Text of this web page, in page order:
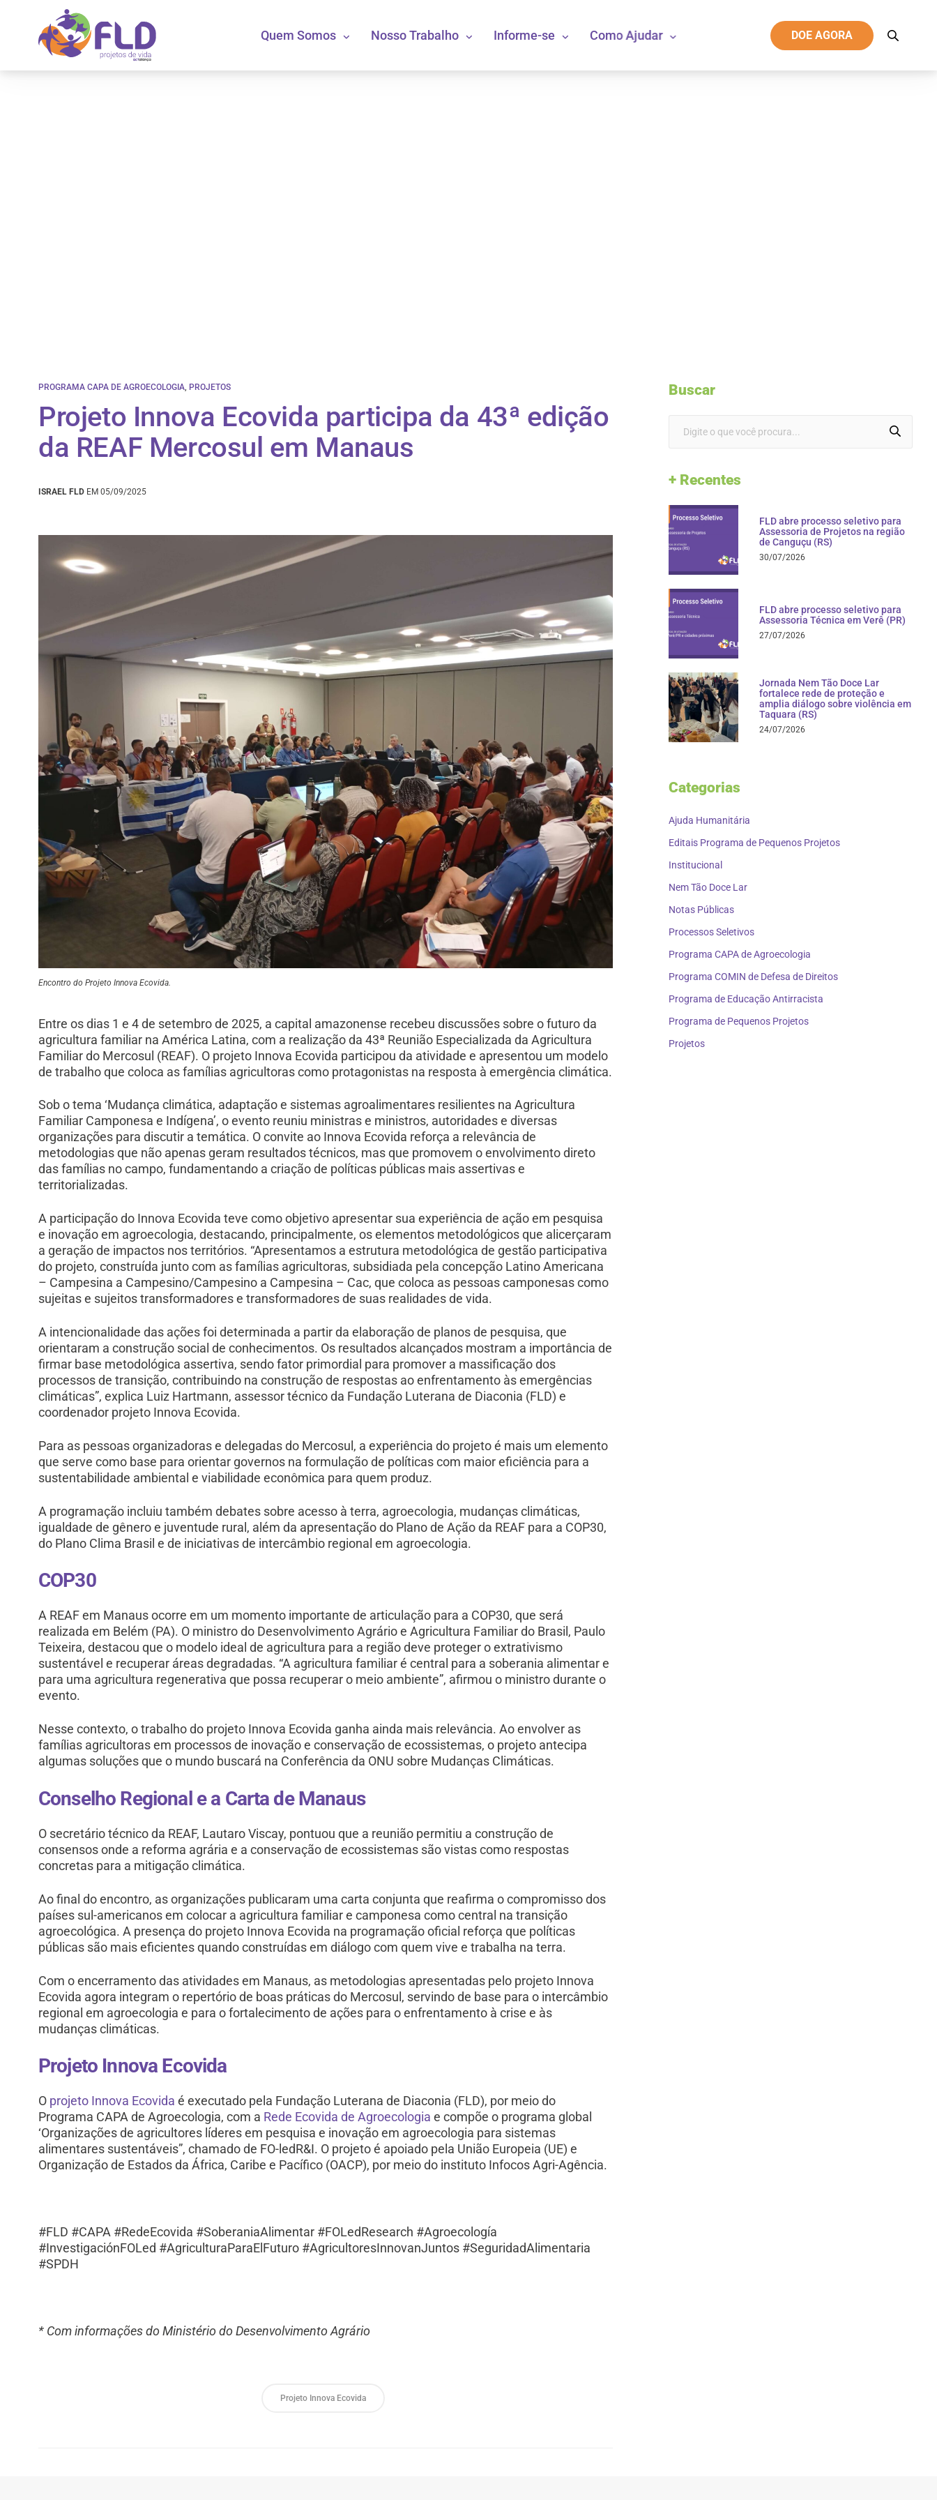
Quem Somos Nosso Trabalho Informe-se Como Ajudar DOE AGORA
PROGRAMA CAPA DE AGROECOLOGIA, PROJETOS
Projeto Innova Ecovida participa da 43ª edição
da REAF Mercosul em Manaus
ISRAEL FLD EM 05/09/2025
Encontro do Projeto Innova Ecovida.
Entre os dias 1 e 4 de setembro de 2025, a capital amazonense recebeu discussões sobre o futuro da
agricultura familiar na América Latina, com a realização da 43ª Reunião Especializada da Agricultura
Familiar do Mercosul (REAF). O projeto Innova Ecovida participou da atividade e apresentou um modelo
de trabalho que coloca as famílias agricultoras como protagonistas na resposta à emergência climática.
Sob o tema ‘Mudança climática, adaptação e sistemas agroalimentares resilientes na Agricultura
Familiar Camponesa e Indígena’, o evento reuniu ministras e ministros, autoridades e diversas
organizações para discutir a temática. O convite ao Innova Ecovida reforça a relevância de
metodologias que não apenas geram resultados técnicos, mas que promovem o envolvimento direto
das famílias no campo, fundamentando a criação de políticas públicas mais assertivas e
territorializadas.
A participação do Innova Ecovida teve como objetivo apresentar sua experiência de ação em pesquisa
e inovação em agroecologia, destacando, principalmente, os elementos metodológicos que alicerçaram
a geração de impactos nos territórios. “Apresentamos a estrutura metodológica de gestão participativa
do projeto, construída junto com as famílias agricultoras, subsidiada pela concepção Latino Americana
– Campesina a Campesino/Campesino a Campesina – Cac, que coloca as pessoas camponesas como
sujeitas e sujeitos transformadores e transformadores de suas realidades de vida.
A intencionalidade das ações foi determinada a partir da elaboração de planos de pesquisa, que
orientaram a construção social de conhecimentos. Os resultados alcançados mostram a importância de
firmar base metodológica assertiva, sendo fator primordial para promover a massificação dos
processos de transição, contribuindo na construção de respostas ao enfrentamento às emergências
climáticas”, explica Luiz Hartmann, assessor técnico da Fundação Luterana de Diaconia (FLD) e
coordenador projeto Innova Ecovida.
Para as pessoas organizadoras e delegadas do Mercosul, a experiência do projeto é mais um elemento
que serve como base para orientar governos na formulação de políticas com maior eficiência para a
sustentabilidade ambiental e viabilidade econômica para quem produz.
A programação incluiu também debates sobre acesso à terra, agroecologia, mudanças climáticas,
igualdade de gênero e juventude rural, além da apresentação do Plano de Ação da REAF para a COP30,
do Plano Clima Brasil e de iniciativas de intercâmbio regional em agroecologia.
COP30
A REAF em Manaus ocorre em um momento importante de articulação para a COP30, que será
realizada em Belém (PA). O ministro do Desenvolvimento Agrário e Agricultura Familiar do Brasil, Paulo
Teixeira, destacou que o modelo ideal de agricultura para a região deve proteger o extrativismo
sustentável e recuperar áreas degradadas. “A agricultura familiar é central para a soberania alimentar e
para uma agricultura regenerativa que possa recuperar o meio ambiente”, afirmou o ministro durante o
evento.
Nesse contexto, o trabalho do projeto Innova Ecovida ganha ainda mais relevância. Ao envolver as
famílias agricultoras em processos de inovação e conservação de ecossistemas, o projeto antecipa
algumas soluções que o mundo buscará na Conferência da ONU sobre Mudanças Climáticas.
Conselho Regional e a Carta de Manaus
O secretário técnico da REAF, Lautaro Viscay, pontuou que a reunião permitiu a construção de
consensos onde a reforma agrária e a conservação de ecossistemas são vistas como respostas
concretas para a mitigação climática.
Ao final do encontro, as organizações publicaram uma carta conjunta que reafirma o compromisso dos
países sul-americanos em colocar a agricultura familiar e camponesa como central na transição
agroecológica. A presença do projeto Innova Ecovida na programação oficial reforça que políticas
públicas são mais eficientes quando construídas em diálogo com quem vive e trabalha na terra.
Com o encerramento das atividades em Manaus, as metodologias apresentadas pelo projeto Innova
Ecovida agora integram o repertório de boas práticas do Mercosul, servindo de base para o intercâmbio
regional em agroecologia e para o fortalecimento de ações para o enfrentamento à crise e às
mudanças climáticas.
Projeto Innova Ecovida
O projeto Innova Ecovida é executado pela Fundação Luterana de Diaconia (FLD), por meio do
Programa CAPA de Agroecologia, com a Rede Ecovida de Agroecologia e compõe o programa global
‘Organizações de agricultores líderes em pesquisa e inovação em agroecologia para sistemas
alimentares sustentáveis”, chamado de FO-ledR&I. O projeto é apoiado pela União Europeia (UE) e
Organização de Estados da África, Caribe e Pacífico (OACP), por meio do instituto Infocos Agri-Agência.
#FLD #CAPA #RedeEcovida #SoberaniaAlimentar #FOLedResearch #Agroecología
#InvestigaciónFOLed #AgriculturaParaElFuturo #AgricultoresInnovanJuntos #SeguridadAlimentaria
#SPDH
* Com informações do Ministério do Desenvolvimento Agrário
Projeto Innova Ecovida
Buscar
+ Recentes
FLD abre processo seletivo para
Assessoria de Projetos na região
de Canguçu (RS)
30/07/2026
FLD abre processo seletivo para
Assessoria Técnica em Verê (PR)
27/07/2026
Jornada Nem Tão Doce Lar
fortalece rede de proteção e
amplia diálogo sobre violência em
Taquara (RS)
24/07/2026
Categorias
Ajuda Humanitária
Editais Programa de Pequenos Projetos
Institucional
Nem Tão Doce Lar
Notas Públicas
Processos Seletivos
Programa CAPA de Agroecologia
Programa COMIN de Defesa de Direitos
Programa de Educação Antirracista
Programa de Pequenos Projetos
Projetos